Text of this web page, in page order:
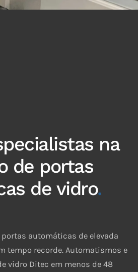
na
de portas
de vidro.
automáticas de elevada
tempo recorde. Automatismos e
vidro Ditec em menos de 48